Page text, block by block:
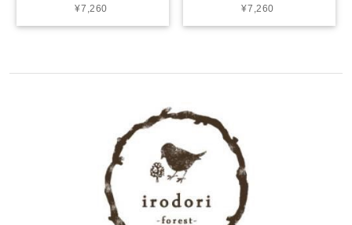
¥7,260 ¥7,260